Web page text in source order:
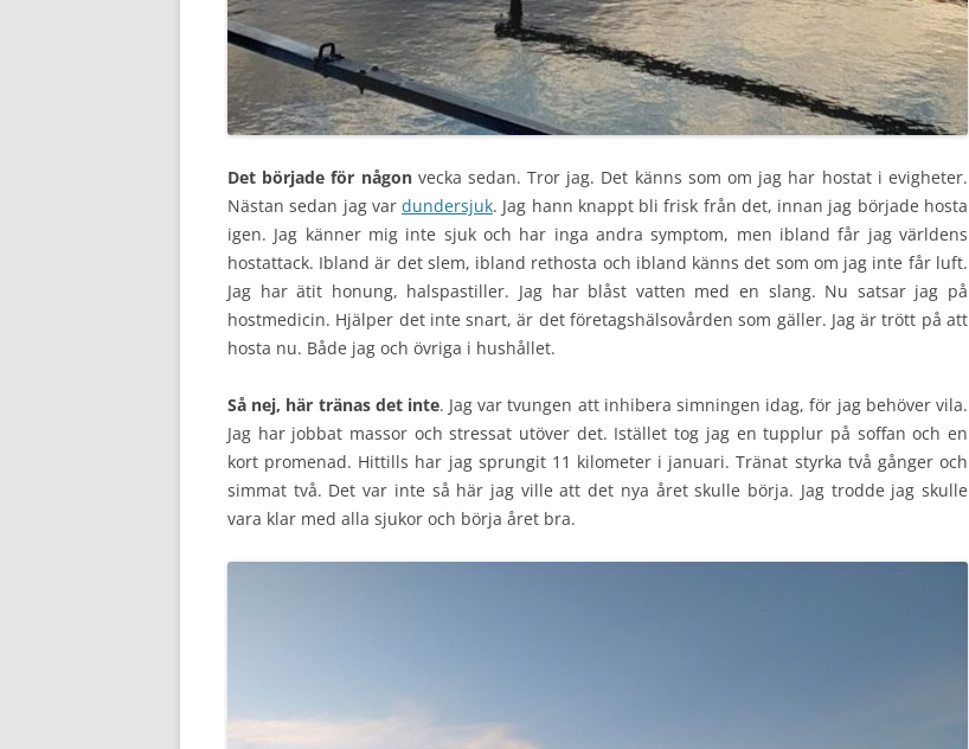
Det började för någonvecka sedan. Tror jag. Det känns som om jag har hostat i evigheter.
Nästan sedan jag vardundersjuk. Jag hann knappt bli frisk från det, innan jag började hosta
igen. Jag känner mig inte sjuk och har inga andra symptom, men ibland får jag världens
hostattack. Ibland är det slem, ibland rethosta och ibland känns det som om jag inte får luft.
Jag har ätit honung, halspastiller. Jag har blåst vatten med en slang. Nu satsar jag på
hostmedicin. Hjälper det inte snart, är det företagshälsovården som gäller. Jag är trött på att
hosta nu. Både jag och övriga i hushållet.
Så nej, här tränas det inte. Jag var tvungen att inhibera simningen idag, för jag behöver vila.
Jag har jobbat massor och stressat utöver det. Istället tog jag en tupplur på soffan och en
kort promenad. Hittills har jag sprungit 11 kilometer i januari. Tränat styrka två gånger och
simmat två. Det var inte så här jag ville att det nya året skulle börja. Jag trodde jag skulle
vara klar med alla sjukor och börja året bra.